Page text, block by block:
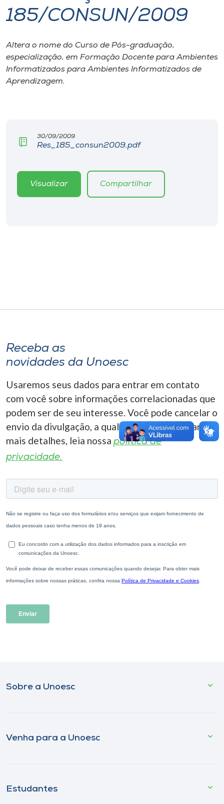
I.nova
Diplomados
Cultura
Biblioteca
Editora
Rádio
A-
185/CONSUN/2009
Altera o nome do Curso de Pós-graduação,
especialização, em Formação Docente para Ambientes
Informatizados para Ambientes Informatizados de
Aprendizagem.
30/09/2009
Res_185_consun2009.pdf
Visualizar Compartilhar
Receba as
novidades da Unoesc
Usaremos seus dados para entrar em contato
com você sobre informações correlacionadas que
podem ser de seu interesse. Você pode cancelar o
envio da divulgação, a qualquer momento. Para
mais detalhes, leia nossa política de
privacidade.
Sobre a Unoesc
Venha para a Unoesc
Estudantes